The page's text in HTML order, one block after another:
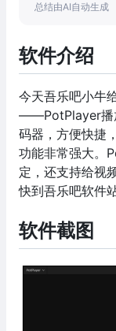
软件介绍
今天吾乐吧小牛
——PotPlayer播
码器，方便快捷
功能非常强大。
定，还支持给视
快到吾乐吧软件
软件截图